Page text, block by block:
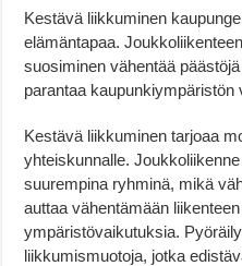
Kestävä liikkuminen
elämäntapaa.
suosiminen vähentää
parantaa kaupunkiympäristön
Kestävä liikkuminen tarjoaa
yhteiskunnalle.
suurempina ryhminä, mikä
auttaa vähentämään
ympäristövaikutuksia.
liikkumismuotoja, jotka